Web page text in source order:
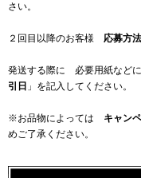
さい。
２回目以降のお客様 応募方法
発送する際に 必要用紙など
引日 」を記入してください。
※お品物によっては キャン
めご了承ください。